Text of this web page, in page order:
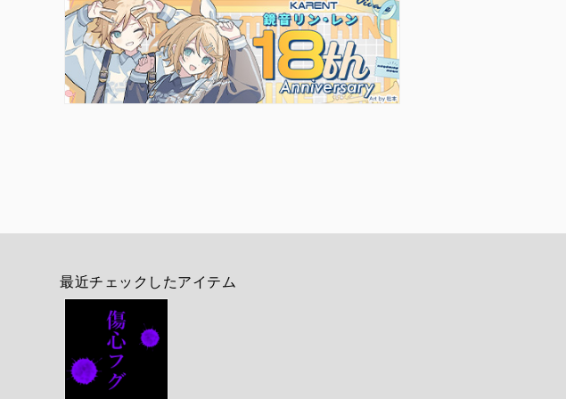
最近チェックしたアイテム